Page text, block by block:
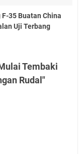
F-35 Buatan China
Uji Terbang
Tembaki
Rudal"